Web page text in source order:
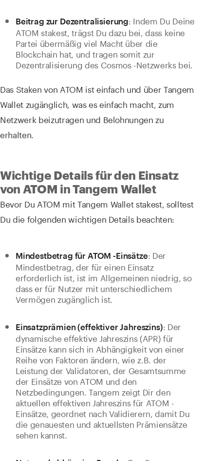
Beitrag zur Dezentralisierung: Indem Du Deine
ATOM stakest, trägst Du dazu bei, dass keine
Partei übermäßig viel Macht über die
Blockchain hat, und tragen somit zur
Dezentralisierung des Cosmos -Netzwerks bei.
Das Staken von ATOM ist einfach und über Tangem
Wallet zugänglich, was es einfach macht, zum
Netzwerk beizutragen und Belohnungen zu
erhalten.
Wichtige Details für den Einsatz
von ATOM in Tangem Wallet
Bevor Du ATOM mit Tangem Wallet stakest, solltest
Du die folgenden wichtigen Details beachten:
Mindestbetrag für ATOM -Einsätze: Der
Mindestbetrag, der für einen Einsatz
erforderlich ist, ist im Allgemeinen niedrig, so
dass er für Nutzer mit unterschiedlichem
Vermögen zugänglich ist.
Einsatzprämien (effektiver Jahreszins): Der
dynamische effektive Jahreszins (APR) für
Einsätze kann sich in Abhängigkeit von einer
Reihe von Faktoren ändern, wie z.B. der
Leistung der Validatoren, der Gesamtsumme
der Einsätze von ATOM und den
Netzbedingungen. Tangem zeigt Dir den
aktuellen effektiven Jahreszins für ATOM -
Einsätze, geordnet nach Validierern, damit Du
die genauesten und aktuellsten Prämiensätze
sehen kannst.